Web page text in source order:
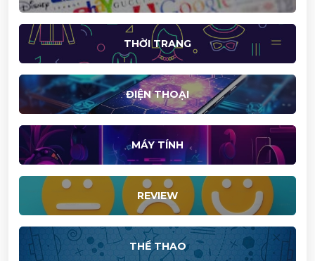
THỜI TRANG
ĐIỆN THOẠI
MÁY TÍNH
REVIEW
THỂ THAO